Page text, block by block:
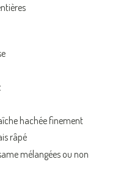
hachée finement
râpé
mélangées ou non